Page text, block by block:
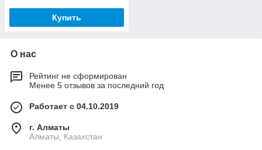
Купить
О нас
Рейтинг не сформирован
Менее 5 отзывов за последний год
Работает с 04.10.2019
г. Алматы
Алматы, Казахстан